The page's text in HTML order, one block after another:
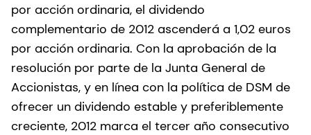
por acción ordinaria, el dividendo
complementario de 2012 ascenderá a 1,02 euros
por acción ordinaria. Con la aprobación de la
resolución por parte de la Junta General de
Accionistas, y en línea con la política de DSM de
ofrecer un dividendo estable y preferiblemente
creciente, 2012 marca el tercer año consecutivo